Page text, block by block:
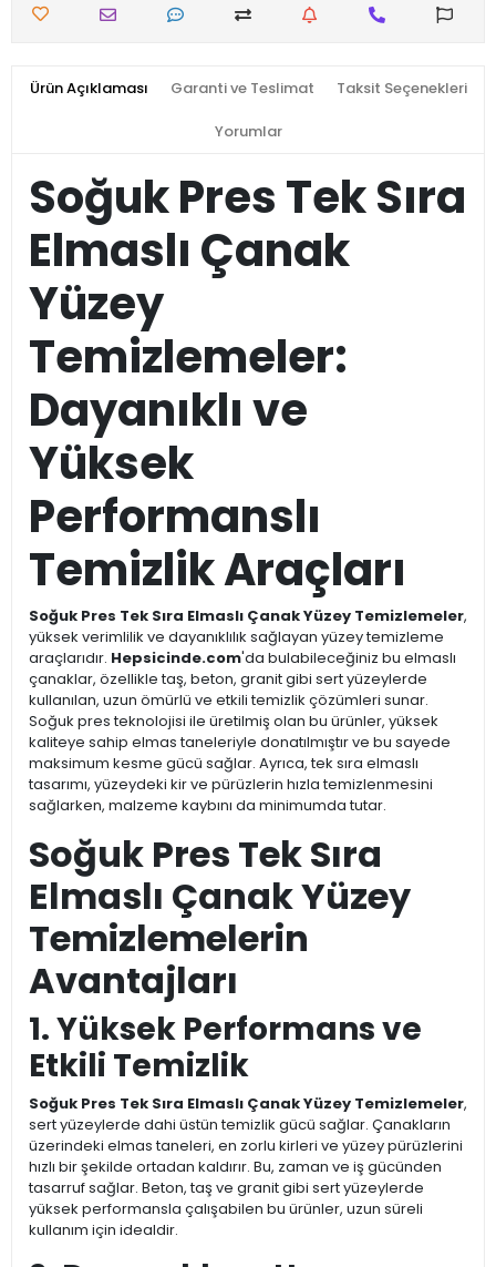
Ürün Açıklaması Garanti ve Teslimat Taksit Seçenekleri
Yorumlar
Soğuk Pres Tek Sıra
Elmaslı Çanak
Yüzey
Temizlemeler:
Dayanıklı ve
Yüksek
Performanslı
Temizlik Araçları
Soğuk Pres Tek Sıra Elmaslı Çanak Yüzey Temizlemeler,
yüksek verimlilik ve dayanıklılık sağlayan yüzey temizleme
araçlarıdır. Hepsicinde.com'da bulabileceğiniz bu elmaslı
çanaklar, özellikle taş, beton, granit gibi sert yüzeylerde
kullanılan, uzun ömürlü ve etkili temizlik çözümleri sunar.
Soğuk pres teknolojisi ile üretilmiş olan bu ürünler, yüksek
kaliteye sahip elmas taneleriyle donatılmıştır ve bu sayede
maksimum kesme gücü sağlar. Ayrıca, tek sıra elmaslı
tasarımı, yüzeydeki kir ve pürüzlerin hızla temizlenmesini
sağlarken, malzeme kaybını da minimumda tutar.
Soğuk Pres Tek Sıra
Elmaslı Çanak Yüzey
Temizlemelerin
Avantajları
1. Yüksek Performans ve
Etkili Temizlik
Soğuk Pres Tek Sıra Elmaslı Çanak Yüzey Temizlemeler,
sert yüzeylerde dahi üstün temizlik gücü sağlar. Çanakların
üzerindeki elmas taneleri, en zorlu kirleri ve yüzey pürüzlerini
hızlı bir şekilde ortadan kaldırır. Bu, zaman ve iş gücünden
tasarruf sağlar. Beton, taş ve granit gibi sert yüzeylerde
yüksek performansla çalışabilen bu ürünler, uzun süreli
kullanım için idealdir.